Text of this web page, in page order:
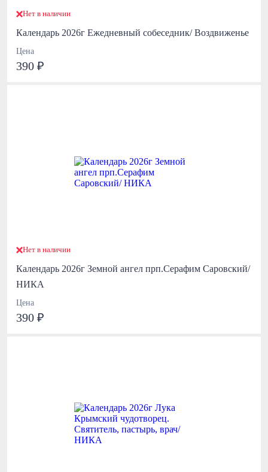
Нет в наличии
Календарь 2026г Ежедневный собеседник/ Воздвиженье
Цена
390 ₽
Нет в наличии
Календарь 2026г Земной ангел прп.Серафим Саровский/
НИКА
Цена
390 ₽